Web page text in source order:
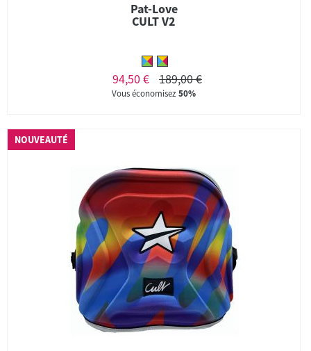
Pat-Love
CULT V2
94,50 € 189,00 €
Vous économisez50%
NOUVEAUTÉ